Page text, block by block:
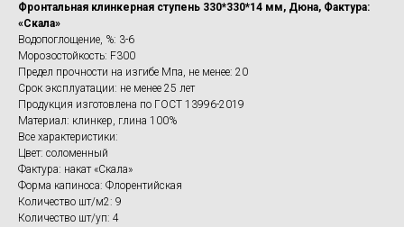
Фронтальная клинкерная ступень 330*330*14 мм, Дюна, Фактура:
«Скала»
Водопоглощение, %: 3-6
Морозостойкость: F300
Предел прочности на изгибе Мпа, не менее: 20
Срок эксплуатации: не менее 25 лет
Продукция изготовлена по ГОСТ 13996-2019
Материал: клинкер, глина 100%
Все характеристики:
Цвет: соломенный
Фактура: накат «Скала»
Форма капиноса: Флорентийская
Количество шт/м2: 9
Количество шт/уп: 4